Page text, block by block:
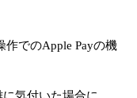
でのApple Payの機